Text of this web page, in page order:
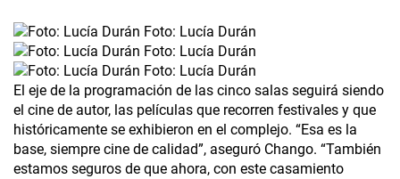
Foto: Lucía Durán
Foto: Lucía Durán
Foto: Lucía Durán
El eje de la programación de las cinco salas seguirá siendo
el cine de autor, las películas que recorren festivales y que
históricamente se exhibieron en el complejo. “Esa es la
base, siempre cine de calidad”, aseguró Chango. “También
estamos seguros de que ahora, con este casamiento